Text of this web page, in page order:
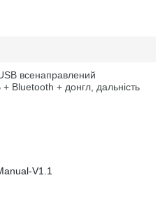
всенаправлений
Bluetooth + донгл, дальність
V1.1